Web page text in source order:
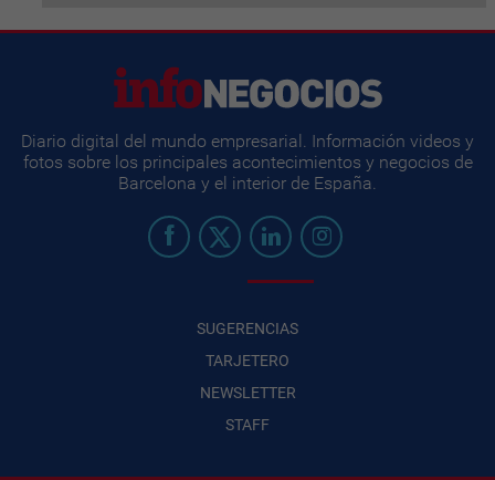
Diario digital del mundo empresarial. Información videos y
fotos sobre los principales acontecimientos y negocios de
Barcelona y el interior de España.
SUGERENCIAS
TARJETERO
NEWSLETTER
STAFF